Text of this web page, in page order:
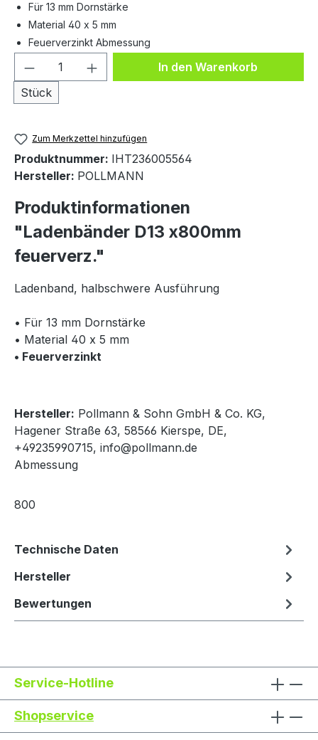
Für 13 mm Dornstärke
Material 40 x 5 mm
Feuerverzinkt Abmessung
Produkt Anzahl: Gib den
Stück
In den Warenkorb
Zum Merkzettel hinzufügen
Produktnummer: IHT236005564
Hersteller: POLLMANN
Produktinformationen
"Ladenbänder D13 x800mm
feuerverz."
Ladenband, halbschwere Ausführung
• Für 13 mm Dornstärke
• Material 40 x 5 mm
• Feuerverzinkt
Hersteller: Pollmann & Sohn GmbH & Co. KG,
Hagener Straße 63, 58566 Kierspe, DE,
+49235990715, info@pollmann.de
Abmessung
800
Technische Daten
Hersteller
Bewertungen
Service-Hotline
Shopservice